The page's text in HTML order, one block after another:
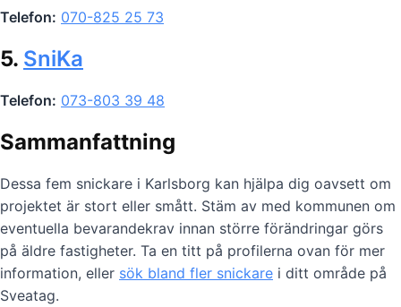
Telefon: 070-825 25 73
5. SniKa
Telefon: 073-803 39 48
Sammanfattning
Dessa fem snickare i Karlsborg kan hjälpa dig oavsett om
projektet är stort eller smått. Stäm av med kommunen om
eventuella bevarandekrav innan större förändringar görs
på äldre fastigheter. Ta en titt på profilerna ovan för mer
information, eller sök bland fler snickare i ditt område på
Sveatag.